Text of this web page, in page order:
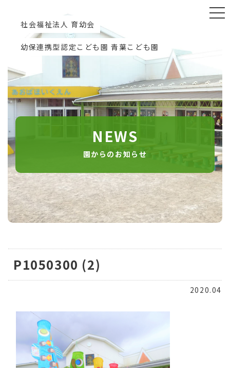
社会福祉法人 育幼会
幼保連携型認定こども園 青葉こども園
NEWS
園からのお知らせ
P1050300 (2)
2020.04